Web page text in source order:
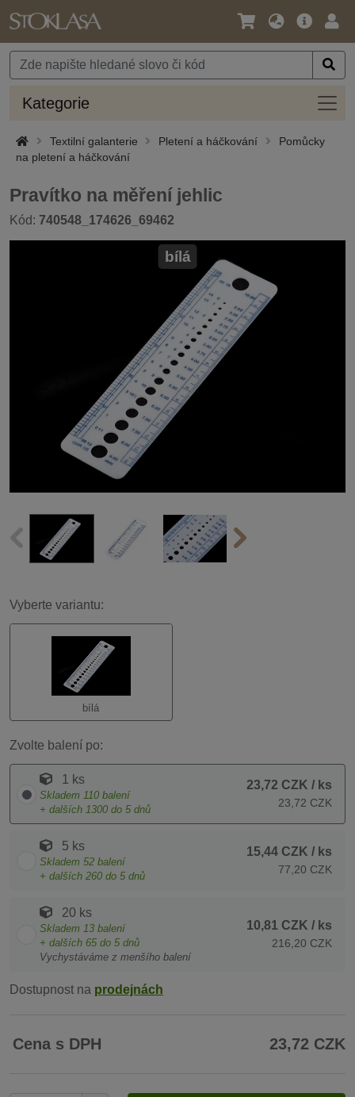
Jazyk
Měna
Hlavní
Kategorie
Textilní galanterie Pletení a háčkování
Pomůcky
na pletení a háčkování
Pravítko na měření jehlic
Kód: 740548_174626_69462
bílá
Vyberte variantu:
bílá
Zvolte balení po:
1 ks
Skladem 110 balení
+ dalších 1300 do 5 dnů
23,72 CZK / ks
23,72 CZK
5 ks
Skladem 52 balení
+ dalších 260 do 5 dnů
15,44 CZK / ks
77,20 CZK
20 ks
Skladem 13 balení
+ dalších 65 do 5 dnů
Vychystáváme z menšího balení
10,81 CZK / ks
216,20 CZK
Dostupnost na prodejnách
Cena s DPH 23,72 CZK